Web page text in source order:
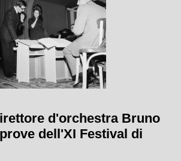
d'orchestra Bruno
dell'XI Festival di